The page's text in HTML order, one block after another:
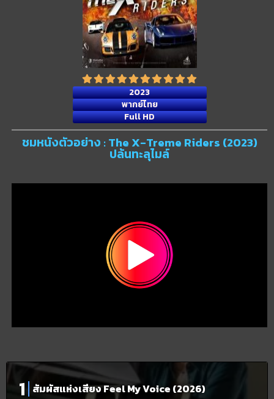
2023
พากย์ไทย
Full HD
ชมหนังตัวอย่าง : The X-Treme Riders (2023)
ปล้นทะลุไมล์
สัมผัสแห่งเสียง Feel My Voice (2026)